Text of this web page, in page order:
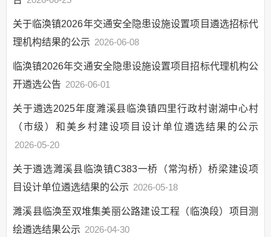
公共法律服务
就业创业
农村危房改造
涉农补贴
公共文化服务
救灾
食品药品监管
扶贫
基本医疗卫生
监督检查
公共资源交易
关于临涣镇2026年交通安全隐患设施设置项目遴选招标代
理机构结果的公示 2026-06-08
临涣镇2026年交通安全隐患设施设置项目招标代理机构公
开遴选公告 2026-06-01
关于遴选2025年度濉溪县临涣镇四里行政村谢湖中心村
（市级）和美乡村建设项目设计单位遴选结果的公示
2026-05-20
关于遴选濉溪县临涣镇C383一桥（常沟桥）桥梁建设项
目设计单位遴选结果的公示 2026-05-18
濉溪县临涣至双堆集美丽公路建设工程（临涣段）项目测
绘遴选结果公示 2026-04-30